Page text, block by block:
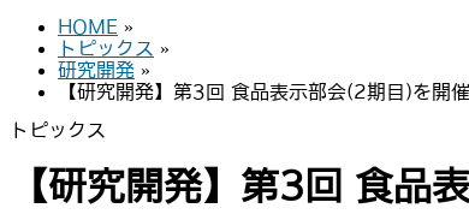
HOME »
トピックス »
研究開発 »
【研究開発】第3回 食品表示部会(2期目)を開
トピックス
【研究開発】第3回 食品